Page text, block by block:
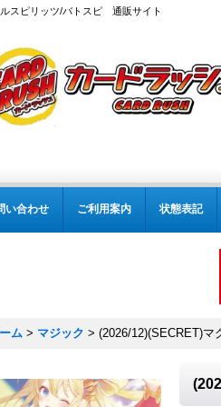
スピリッツ/バトスピ 通販サイト
い合わせ ご利用案内 状態表記
ム > マジック > (2026/12)(SECRET)マ